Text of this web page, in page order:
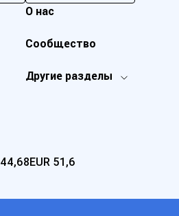
Другие разделы
О нас
Сообщество
44,68EUR 51,6